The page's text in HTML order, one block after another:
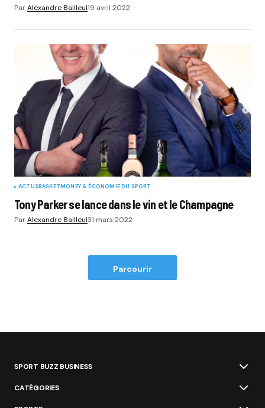
ParAlexandre Bailleul19 avril 2022
ACTUSBASKETMONEY & ÉCONOMIE DU SPORT
Tony Parker se lance dans le vin et le Champagne
ParAlexandre Bailleul31 mars 2022
Parcourir
SPORT BUZZ BUSINESS
CATÉGORIES